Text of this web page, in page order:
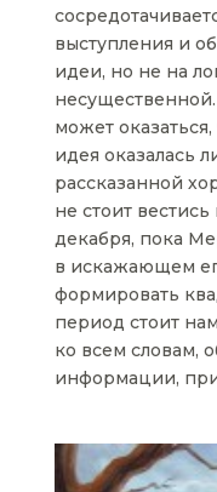
выступления и
идеи, но не на
может
идея оказалась
рассказанной
не стоит
декабря, пока
в искажающем
формировать
период стоит
ко всем словам,
информации,